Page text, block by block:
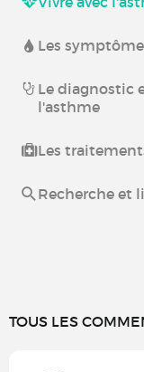
Les
Le diagnostic
l'asthme
Les
Recherche et
TOUS LES